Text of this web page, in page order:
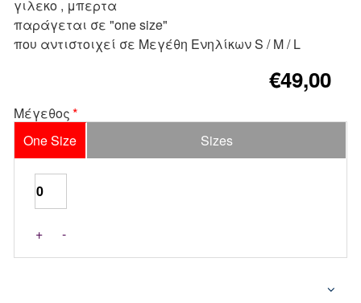
γιλεκο , μπερτα
παράγεται σε "one size"
που αντιστοιχεί σε Μεγέθη Ενηλίκων S / M / L
€49,00
Μέγεθος
One Size
Sizes
+ -